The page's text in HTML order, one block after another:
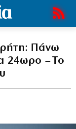
Πάνω
24ωρο – Το